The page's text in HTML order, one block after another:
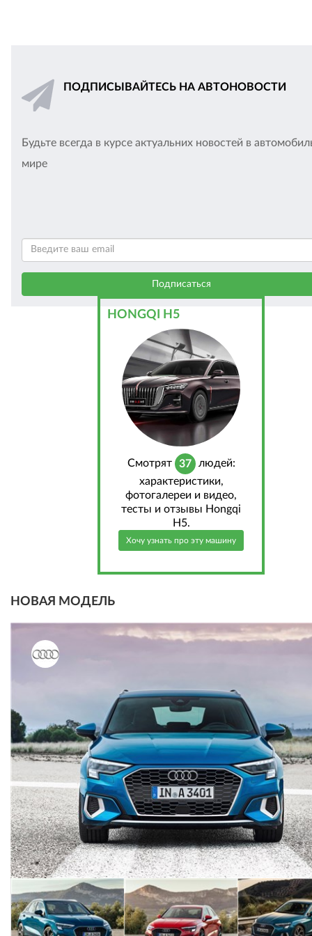
ПОДПИСЫВАЙТЕСЬ НА АВТОНОВОСТИ
Будьте всегда в курсе актуальних новостей в
мире
HONGQI H5
Cмотрят 37 людей:
характеристики,
фотогалереи и видео,
тесты и отзывы Hongqi
H5.
Хочу узнать про эту машину
НОВАЯ МОДЕЛЬ